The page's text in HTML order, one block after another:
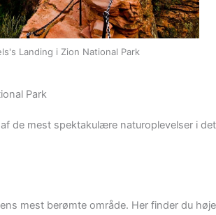
Landing i Zion National Park
Park
de mest spektakulære naturoplevelser i det
mest berømte område. Her finder du høje